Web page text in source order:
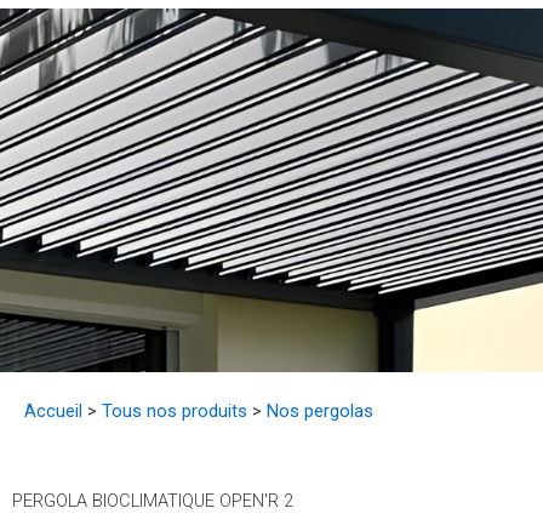
Menu
Accueil > Tous nos produits > Nos pergolas
PERGOLA BIOCLIMATIQUE OPEN'R 2